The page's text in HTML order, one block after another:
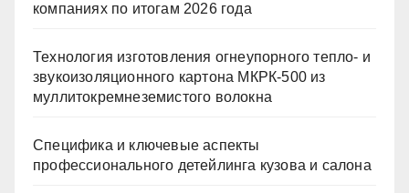
компаниях по итогам 2026 года
Технология изготовления огнеупорного тепло- и
звукоизоляционного картона МКРК-500 из
муллитокремнеземистого волокна
Специфика и ключевые аспекты
профессионального детейлинга кузова и салона